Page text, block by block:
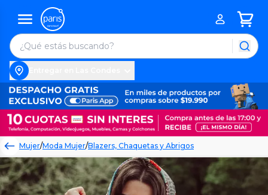
Mujer/Moda Mujer/Blazers, Chaquetas y Abrigos